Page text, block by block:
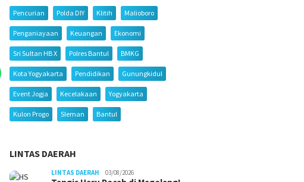
Pencurian Polda DIY Klitih Malioboro
Penganiayaan Keuangan Ekonomi
Sri Sultan HB X Polres Bantul BMKG
Kota Yogyakarta Pendidikan Gunungkidul
Event Jogja Kecelakaan Yogyakarta
Kulon Progo Sleman Bantul
LINTAS DAERAH
LINTAS DAERAH 03/08/2026